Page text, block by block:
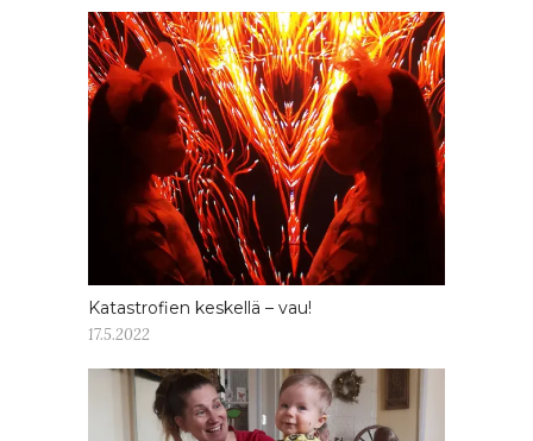
Katastrofien keskellä – vau!
17.5.2022